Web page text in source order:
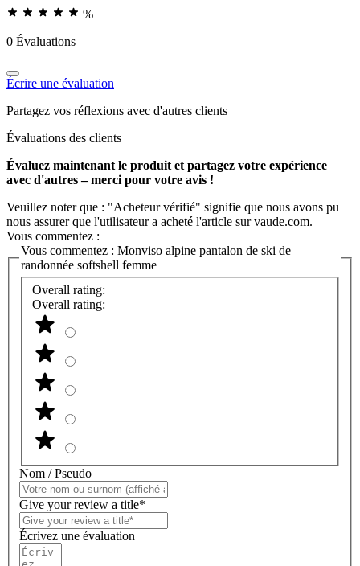
%
0 Évaluations
Écrire une évaluation
Partagez vos réflexions avec d'autres clients
Évaluations des clients
Évaluez maintenant le produit et partagez votre expérience
avec d'autres – merci pour votre avis !
Veuillez noter que : "Acheteur vérifié" signifie que nous avons pu
nous assurer que l'utilisateur a acheté l'article sur vaude.com.
Vous commentez :
Vous commentez : Monviso alpine pantalon de ski de
randonnée softshell femme
Overall rating:
Overall rating:
Nom / Pseudo
Give your review a title*
Écrivez une évaluation